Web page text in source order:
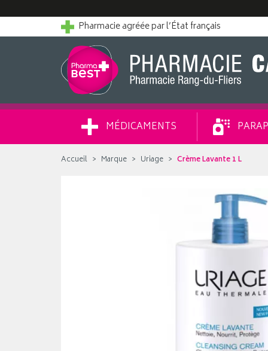
Pharmacie agréée par l’État français
MÉDICAMENTS
Accueil Marque Uriage Crème Lavante 1 L